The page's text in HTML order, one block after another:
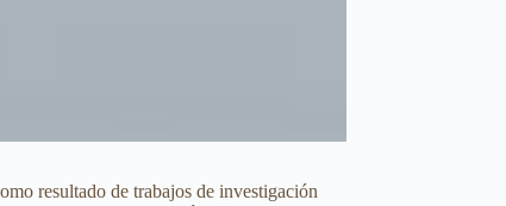
resultado de trabajos de investigación